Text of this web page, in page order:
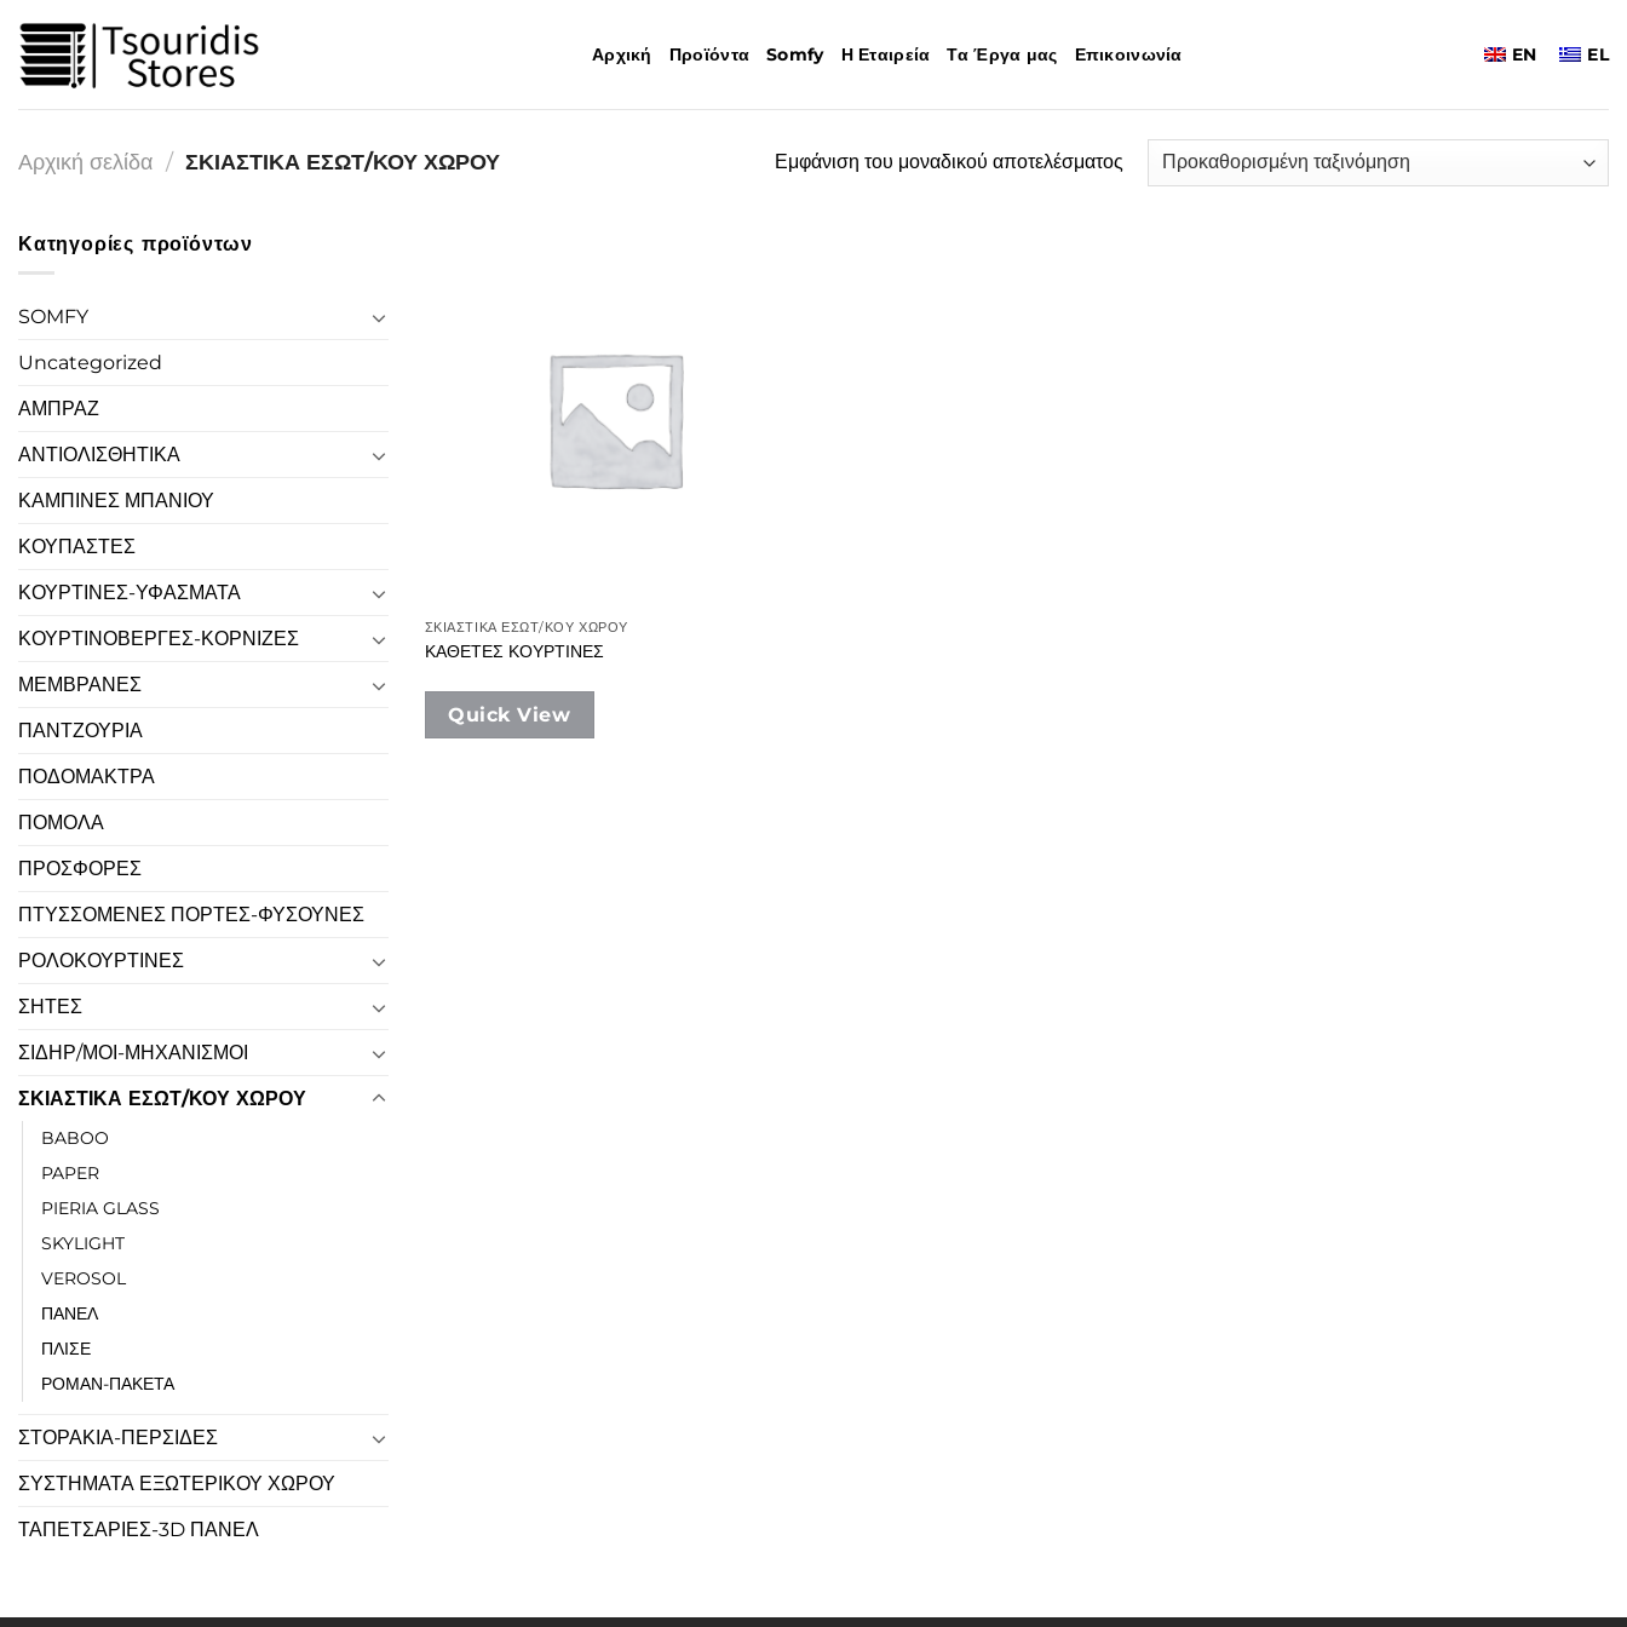
στο
περιεχόμενο
Αρχική Προϊόντα Somfy Η Εταιρεία Τα Έργα μας Επικοινωνία EN EL
Αρχική σελίδα / ΣΚΙΑΣΤΙΚΑ ΕΣΩΤ/ΚΟΥ ΧΩΡΟΥ Εμφάνιση του μοναδικού αποτελέσματος
Κατηγορίες προϊόντων
SOMFY
Uncategorized
ΑΜΠΡΑΖ
ΑΝΤΙΟΛΙΣΘΗΤΙΚΑ
ΚΑΜΠΙΝΕΣ ΜΠΑΝΙΟΥ
ΚΟΥΠΑΣΤΕΣ
ΚΟΥΡΤΙΝΕΣ-ΥΦΑΣΜΑΤΑ
ΚΟΥΡΤΙΝΟΒΕΡΓΕΣ-ΚΟΡΝΙΖΕΣ
ΜΕΜΒΡΑΝΕΣ
ΠΑΝΤΖΟΥΡΙΑ
ΠΟΔΟΜΑΚΤΡΑ
ΠΟΜΟΛΑ
ΠΡΟΣΦΟΡΕΣ
ΠΤΥΣΣΟΜΕΝΕΣ ΠΟΡΤΕΣ-ΦΥΣΟΥΝΕΣ
ΡΟΛΟΚΟΥΡΤΙΝΕΣ
ΣΗΤΕΣ
ΣΙΔΗΡ/ΜΟΙ-ΜΗΧΑΝΙΣΜΟΙ
ΣΚΙΑΣΤΙΚΑ ΕΣΩΤ/ΚΟΥ ΧΩΡΟΥ
BABOO
PAPER
PIERIA GLASS
SKYLIGHT
VEROSOL
ΠΑΝΕΛ
ΠΛΙΣΕ
ΡΟΜΑΝ-ΠΑΚΕΤΑ
ΣΤΟΡΑΚΙΑ-ΠΕΡΣΙΔΕΣ
ΣΥΣΤΗΜΑΤΑ ΕΞΩΤΕΡΙΚΟΥ ΧΩΡΟΥ
ΤΑΠΕΤΣΑΡΙΕΣ-3D ΠΑΝΕΛ
ΣΚΙΑΣΤΙΚΑ ΕΣΩΤ/ΚΟΥ ΧΩΡΟΥ
ΚΑΘΕΤΕΣ ΚΟΥΡΤΙΝΕΣ
Quick View